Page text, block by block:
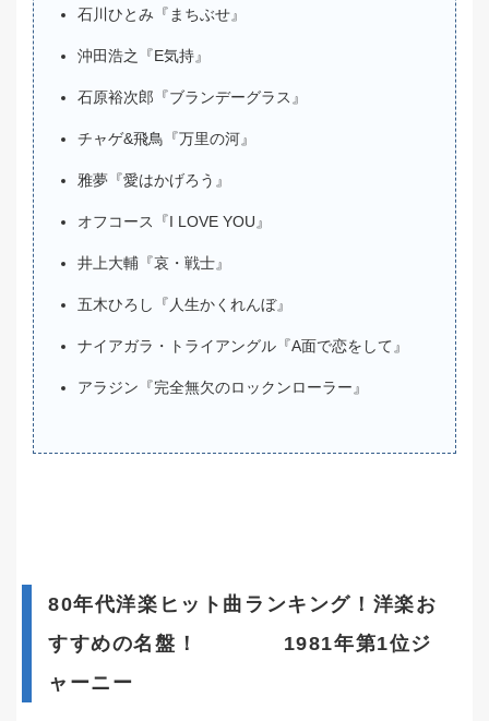
石川ひとみ『まちぶせ』
沖田浩之『E気持』
石原裕次郎『ブランデーグラス』
チャゲ&飛鳥『万里の河』
雅夢『愛はかげろう』
オフコース『I LOVE YOU』
井上大輔『哀・戦士』
五木ひろし『人生かくれんぼ』
ナイアガラ・トライアングル『A面で恋をして』
アラジン『完全無欠のロックンローラー』
80年代洋楽ヒット曲ランキング！洋楽お
すすめの名盤！ 1981年第1位ジ
ャーニー